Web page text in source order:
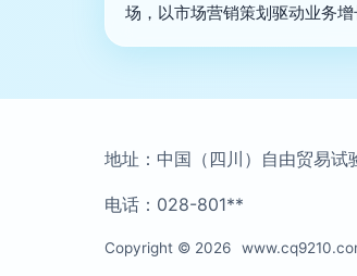
场，以市场营销策划驱动业务增
地址：中国（四川）自由贸易
电话：028-801**
Copyright © 2026